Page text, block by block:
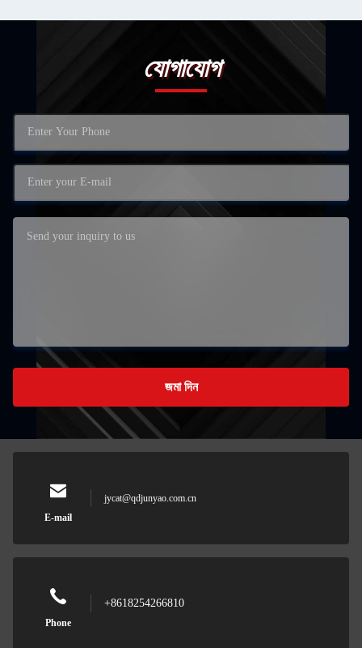
যোগাযোগ
জমা দিন
E-mail
jycat@qdjunyao.com.cn
Phone
+8618254266810